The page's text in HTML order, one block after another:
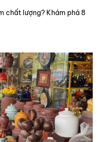
chất lượng? Khám phá 8